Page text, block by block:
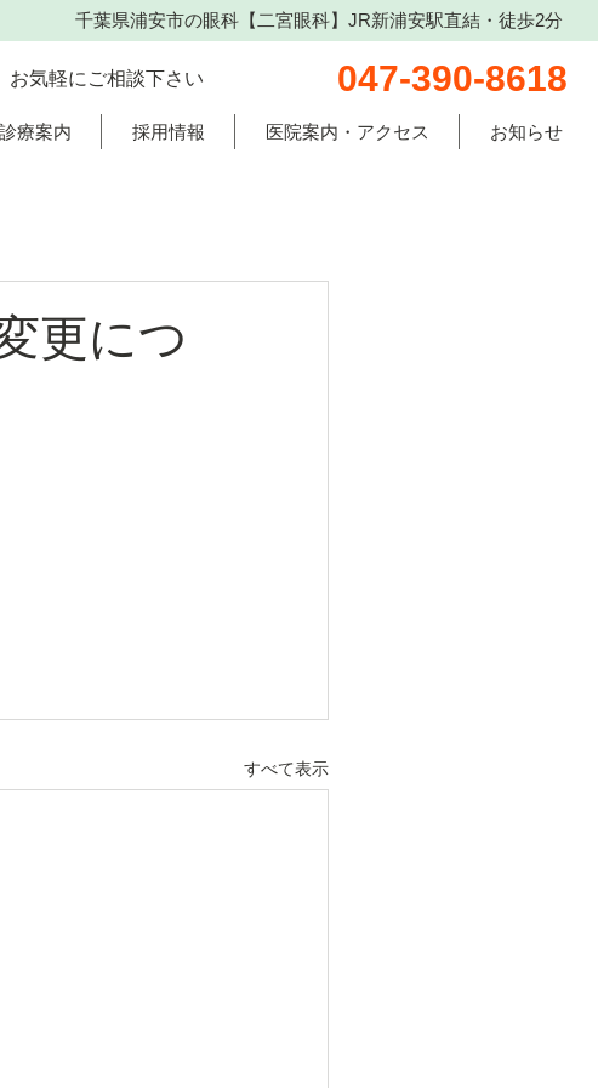
千葉県浦安市の眼科【二宮眼科】JR新浦安駅直結・徒歩2分
お気軽にご相談下さい 047-390-8618
診療案内 採用情報 医院案内・アクセス お知らせ
更につ
すべて表示